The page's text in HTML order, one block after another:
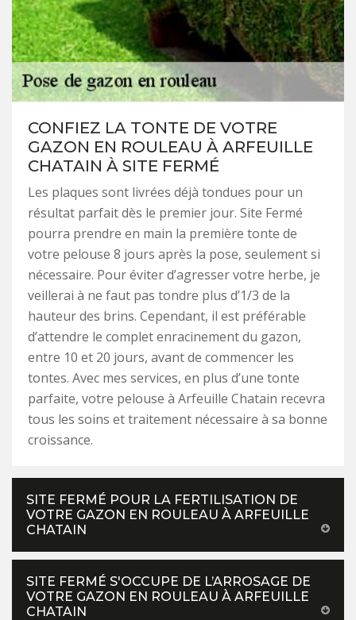
CONFIEZ LA TONTE DE VOTRE
GAZON EN ROULEAU À ARFEUILLE
CHATAIN À SITE FERMÉ
Les plaques sont livrées déjà tondues pour un
résultat parfait dès le premier jour. Site Fermé
pourra prendre en main la première tonte de
votre pelouse 8 jours après la pose, seulement si
nécessaire. Pour éviter d’agresser votre herbe, je
veillerai à ne faut pas tondre plus d’1/3 de la
hauteur des brins. Cependant, il est préférable
d’attendre le complet enracinement du gazon,
entre 10 et 20 jours, avant de commencer les
tontes. Avec mes services, en plus d’une tonte
parfaite, votre pelouse à Arfeuille Chatain recevra
tous les soins et traitement nécessaire à sa bonne
croissance.
SITE FERMÉ POUR LA FERTILISATION DE
VOTRE GAZON EN ROULEAU À ARFEUILLE
CHATAIN
SITE FERMÉ S'OCCUPE DE L’ARROSAGE DE
VOTRE GAZON EN ROULEAU À ARFEUILLE
CHATAIN